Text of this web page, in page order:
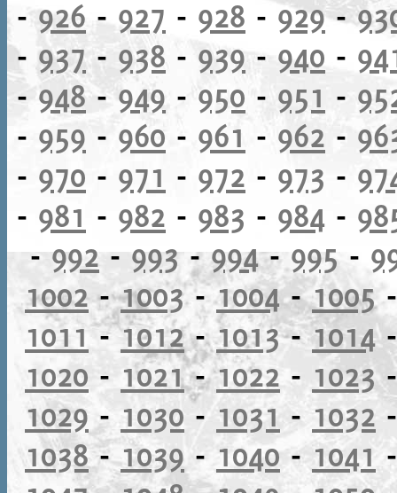
-926 - 927 - 928 - 929-
- 937-938 - 939- 940 -
-948-949 - 950 - 951 -
- 959 - 960 - 961 - 962 -
- 970 - 971 - 972 - 973 -
- 981 - 982 - 983 - 984 -
-992-993-994- 995 -
1002-1003-1004-1005
1011-1012-1013-1014
1020 - 1021-1022 - 1023
1029 -1030- 1031 -1032
1038-1039 - 1040- 1041